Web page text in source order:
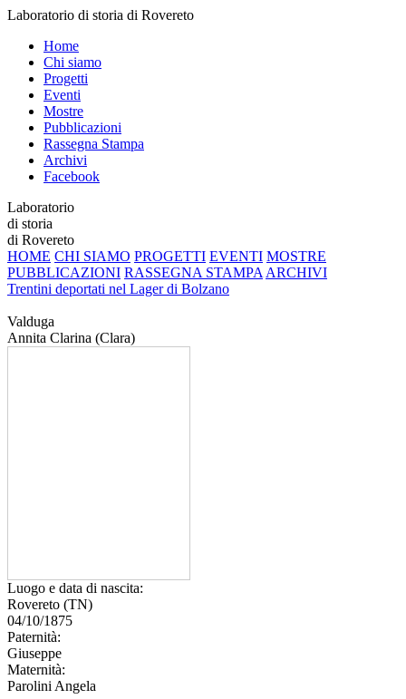
Laboratorio di storia di Rovereto
Home
Chi siamo
Progetti
Eventi
Mostre
Pubblicazioni
Rassegna Stampa
Archivi
Facebook
Laboratorio
di storia
di Rovereto
HOME CHI SIAMO PROGETTI EVENTI MOSTRE
PUBBLICAZIONI RASSEGNA STAMPA ARCHIVI
Trentini deportati nel Lager di Bolzano
Valduga
Annita Clarina (Clara)
Luogo e data di nascita:
Rovereto (TN)
04/10/1875
Paternità:
Giuseppe
Maternità:
Parolini Angela